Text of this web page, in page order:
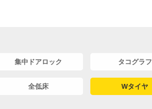
集中ドアロック タコグラフ
全低床 Wタイヤ